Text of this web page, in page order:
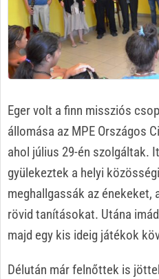
Eger volt a finn missziós
állomása az MPE Országos
ahol július 29-én szolgáltak.
gyülekeztek a helyi
meghallgassák az
rövid tanításokat. Utána
majd egy kis ideig játékok
Délután már felnőttek is